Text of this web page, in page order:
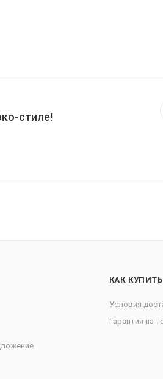
ручки. Конструкция
стиле!
КАК
Условия
Гарантия на